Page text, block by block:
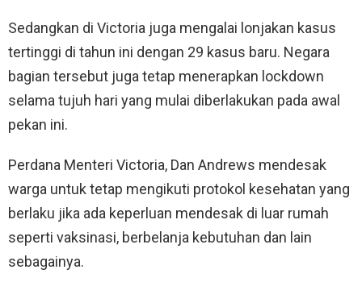
Sedangkan di Victoria juga mengalai lonjakan kasus
tertinggi di tahun ini dengan 29 kasus baru. Negara
bagian tersebut juga tetap menerapkan lockdown
selama tujuh hari yang mulai diberlakukan pada awal
pekan ini.
Perdana Menteri Victoria, Dan Andrews mendesak
warga untuk tetap mengikuti protokol kesehatan yang
berlaku jika ada keperluan mendesak di luar rumah
seperti vaksinasi, berbelanja kebutuhan dan lain
sebagainya.